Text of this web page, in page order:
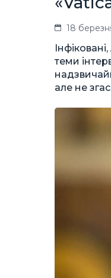
18
теми
але не